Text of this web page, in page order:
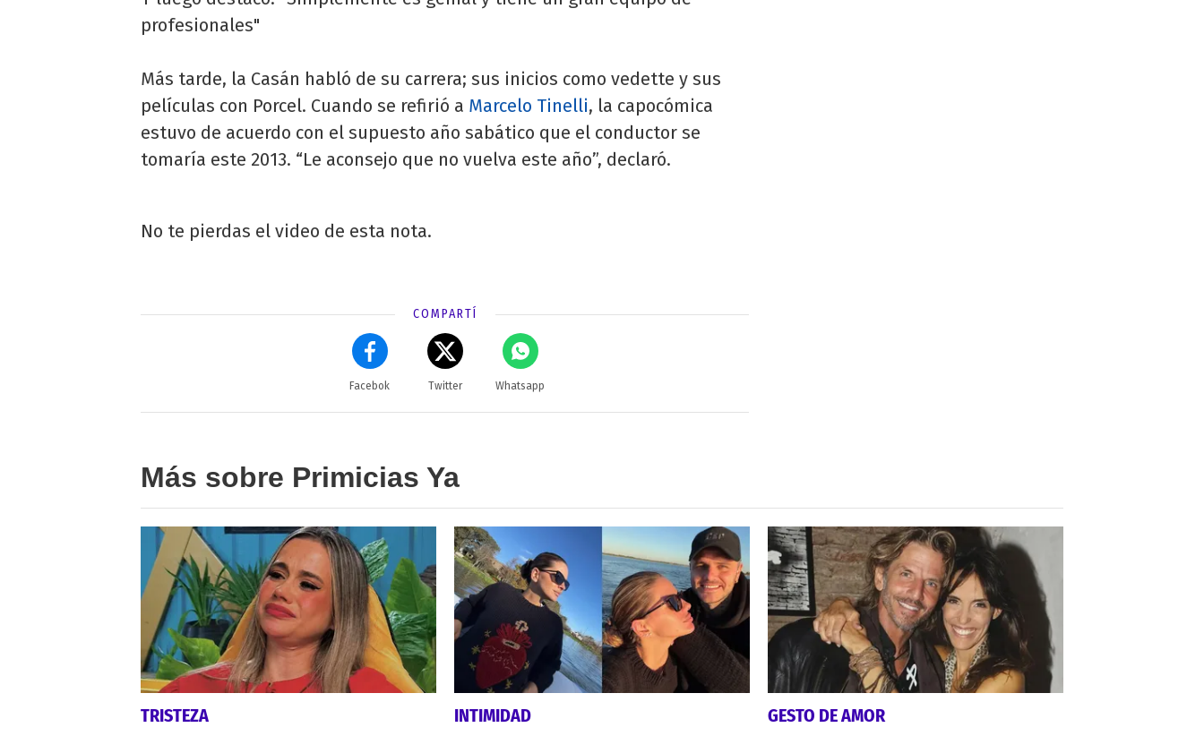
profesionales"
Más tarde, la Casán habló de su carrera; sus inicios como vedette y sus
películas con Porcel. Cuando se refirió a Marcelo Tinelli, la capocómica
estuvo de acuerdo con el supuesto año sabático que el conductor se
tomaría este 2013. “Le aconsejo que no vuelva este año”, declaró.
No te pierdas el video de esta nota.
COMPARTÍ
Facebok Twitter Whatsapp
Más sobre Primicias Ya
TRISTEZA
INTIMIDAD
GESTO DE AMOR